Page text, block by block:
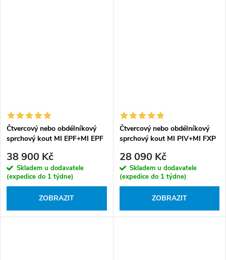
Čtvercový nebo obdélníkový
sprchový kout MI EPF+MI EPF
38 900 Kč
Skladem u dodavatele
(expedice do 1 týdne)
ZOBRAZIT
Čtvercový nebo obdélníkový
sprchový kout MI PIV+MI FXP
28 090 Kč
Skladem u dodavatele
(expedice do 1 týdne)
ZOBRAZIT